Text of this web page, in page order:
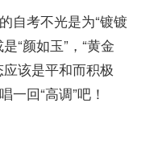
考不光是为“镀镀
“颜如玉”，“黄金
该是平和而积极
回“高调”吧！